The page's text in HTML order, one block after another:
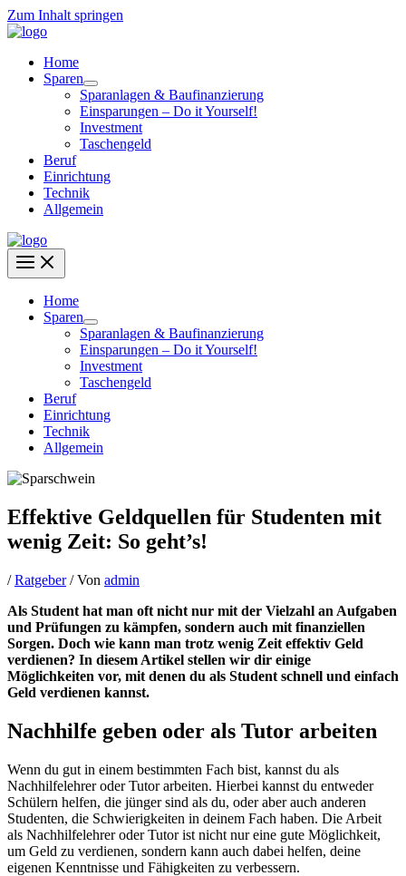
Zum Inhalt springen
Home
Sparen
Sparanlagen & Baufinanzierung
Einsparungen – Do it Yourself!
Investment
Taschengeld
Beruf
Einrichtung
Technik
Allgemein
Home
Sparen
Sparanlagen & Baufinanzierung
Einsparungen – Do it Yourself!
Investment
Taschengeld
Beruf
Einrichtung
Technik
Allgemein
Effektive Geldquellen für Studenten mit
wenig Zeit: So geht’s!
/Ratgeber/ Von admin
Als Student hat man oft nicht nur mit der Vielzahl an Aufgaben
und Prüfungen zu kämpfen, sondern auch mit finanziellen
Sorgen. Doch wie kann man trotz wenig Zeit effektiv Geld
verdienen? In diesem Artikel stellen wir dir einige
Möglichkeiten vor, mit denen du als Student schnell und einfach
Geld verdienen kannst.
Nachhilfe geben oder als Tutor arbeiten
Wenn du gut in einem bestimmten Fach bist, kannst du als
Nachhilfelehrer oder Tutor arbeiten. Hierbei kannst du entweder
Schülern helfen, die jünger sind als du, oder aber auch anderen
Studenten, die Schwierigkeiten in deinem Fach haben. Die Arbeit
als Nachhilfelehrer oder Tutor ist nicht nur eine gute Möglichkeit,
um Geld zu verdienen, sondern kann auch dabei helfen, deine
eigenen Kenntnisse und Fähigkeiten zu verbessern.